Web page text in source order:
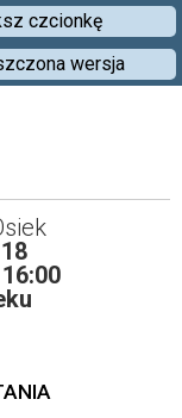
czcionkę
wersja